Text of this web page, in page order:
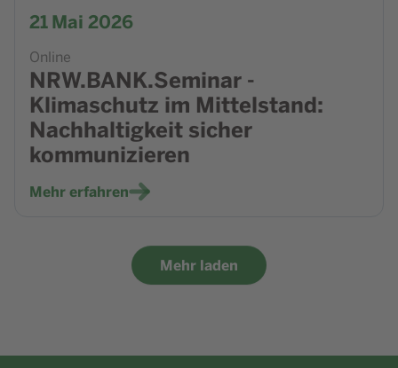
21Mai 2026
Online
NRW.BANK.Seminar -
Klimaschutz im Mittelstand:
Nachhaltigkeit sicher
kommunizieren
Mehr erfahren
Mehr laden